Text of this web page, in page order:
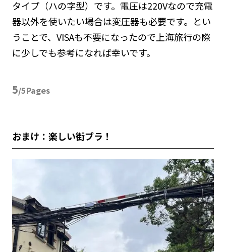
タイプ（ハの字型）です。電圧は220Vなので充電
器以外を使いたい場合は変圧器も必要です。とい
うことで、VISAも不要になったので上海旅行の際
に少しでも参考になれば幸いです。
5/5Pages
おまけ：楽しい街ブラ！